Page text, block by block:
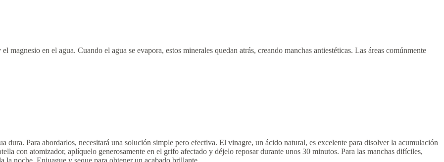
magnesio en el agua. Cuando el agua se evapora, estos minerales quedan atrás, creando manchas antiestéticas. Las áreas comúnmente
dura. Para abordarlos, necesitará una solución simple pero efectiva. El vinagre, un ácido natural, es excelente para disolver la acumulación
con atomizador, aplíquelo generosamente en el grifo afectado y déjelo reposar durante unos 30 minutos. Para las manchas difíciles,
noche. Enjuague y seque para obtener un acabado brillante.